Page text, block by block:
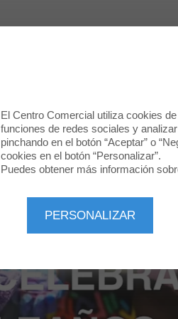
El Centro Comercial utiliza cookies
funciones de redes sociales y
pinchando en el botón “Aceptar” o
cookies en el botón “Personalizar”.
Puedes obtener más información
PERSONALIZAR